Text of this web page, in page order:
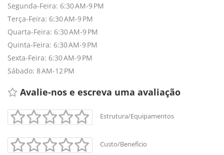
Segunda-Feira: 6:30 AM-9 PM
Terça-Feira: 6:30 AM-9 PM
Quarta-Feira: 6:30 AM-9 PM
Quinta-Feira: 6:30 AM-9 PM
Sexta-Feira: 6:30 AM-9 PM
Sábado: 8 AM-12 PM
Avalie-nos e escreva uma avaliação
Estrutura/Equipamentos
Custo/Benefício